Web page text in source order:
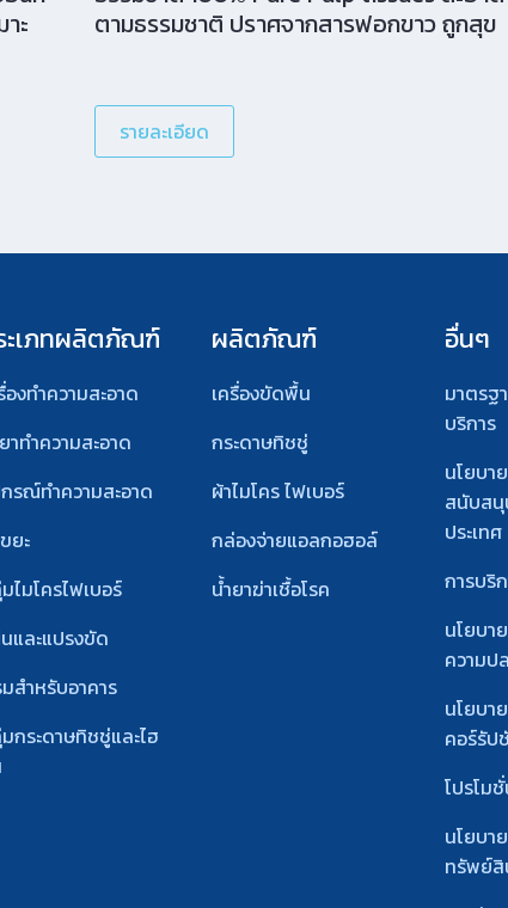
ะ
ตามธรรมชาติ ปราศจากสารฟอกขาว ถูกสุข
รายละเอียด
ะเภทผลิตภัณฑ์
องทำความสะอาด
าทำความสะอาด
รณ์ทําความสะอาด
ยะ
ไมโครไฟเบอร์
และแปรงขัด
สําหรับอาคาร
กระดาษทิชชู่และไฮ
ผลิตภัณฑ์
เครื่องขัดพื้น
กระดาษทิชชู่
ผ้าไมโคร ไฟเบอร์
กล่องจ่ายแอลกอฮอล์
น้ำยาฆ่าเชื้อโรค
อื่นๆ
มาตรฐ
บริการ
นโยบา
สนับสนุ
ประเทศ
การบริ
นโยบา
ความป
นโยบา
คอร์รัป
โปรโม
นโยบา
ทรัพย์